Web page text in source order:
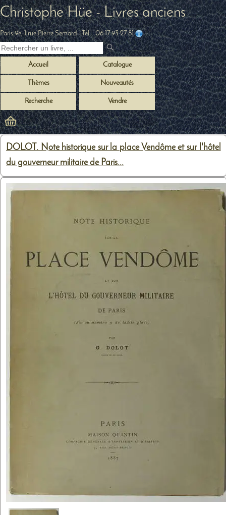
Christophe Hüe - Livres anciens
Paris 9e, 1 rue Pierre Semard- Tel. :06 17 93 27 81
Accueil Catalogue
Thèmes Nouveautés
Recherche Vendre
DOLOT. Note historique sur la place Vendôme et sur l'hôtel
du gouverneur militaire de Paris...